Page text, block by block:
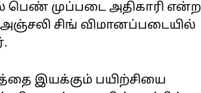
பெண் முப்படை அதிகாரி என்ற
சிங் விமானப்படையில்
இயக்கும் பயிற்சியை